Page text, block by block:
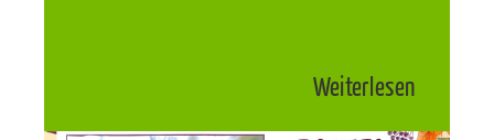
kamen Vertreter*innen des BDKJ sowie
die drei
90/ Die Grünen), Claus Schick (SPD) und
Weiterlesen